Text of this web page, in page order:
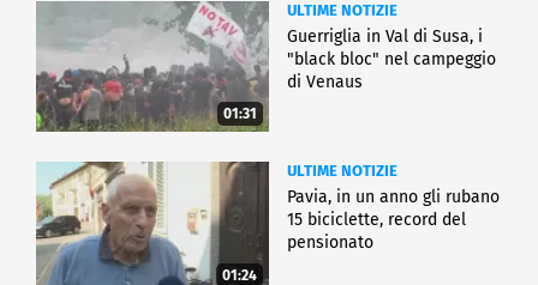
01:31
ULTIME NOTIZIE
Guerriglia in Val di Susa, i
"black bloc" nel campeggio
di Venaus
01:24
ULTIME NOTIZIE
Pavia, in un anno gli rubano
15 biciclette, record del
pensionato